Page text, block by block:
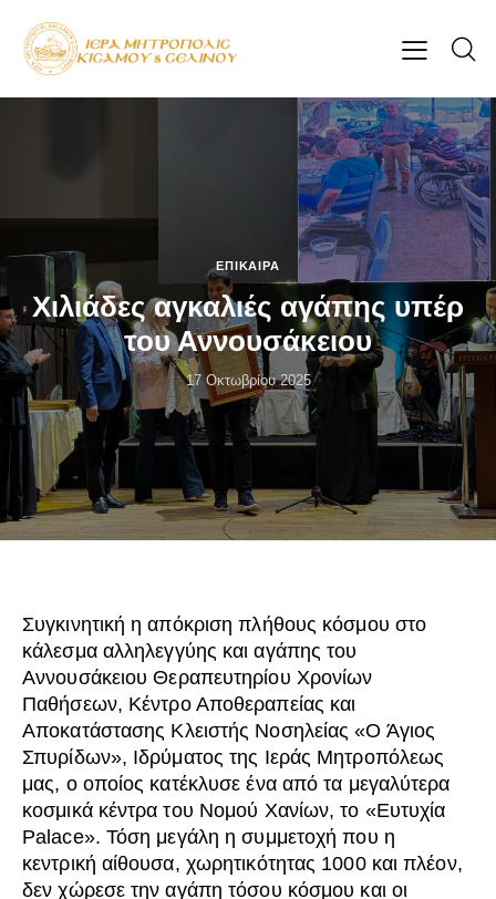
ΕΠΊΚΑΙΡΑ
Χιλιάδες αγκαλιές αγάπης υπέρ
του Αννουσάκειου
17 Οκτωβρίου 2025
Συγκινητική η απόκριση πλήθους κόσμου στο
κάλεσμα αλληλεγγύης και αγάπης του
Αννουσάκειου Θεραπευτηρίου Χρονίων
Παθήσεων, Κέντρο Αποθεραπείας και
Αποκατάστασης Κλειστής Νοσηλείας «Ο Άγιος
Σπυρίδων», Ιδρύματος της Ιεράς Μητροπόλεως
μας, ο οποίος κατέκλυσε ένα από τα μεγαλύτερα
κοσμικά κέντρα του Νομού Χανίων, το «Ευτυχία
Palace». Τόση μεγάλη η συμμετοχή που η
κεντρική αίθουσα, χωρητικότητας 1000 και πλέον,
δεν χώρεσε την αγάπη τόσου κόσμου και οι